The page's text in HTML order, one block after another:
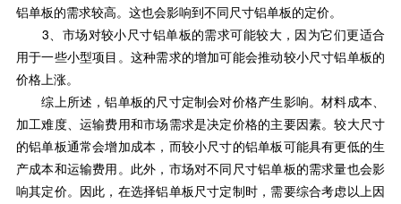
铝单板的需求较高。这也会影响到不同尺寸铝单板的定价。
3、市场对较小尺寸铝单板的需求可能较大，因为它们更适合
用于一些小型项目。这种需求的增加可能会推动较小尺寸铝单板的
价格上涨。
综上所述，铝单板的尺寸定制会对价格产生影响。材料成本、
加工难度、运输费用和市场需求是决定价格的主要因素。较大尺寸
的铝单板通常会增加成本，而较小尺寸的铝单板可能具有更低的生
产成本和运输费用。此外，市场对不同尺寸铝单板的需求量也会影
响其定价。因此，在选择铝单板尺寸定制时，需要综合考虑以上因